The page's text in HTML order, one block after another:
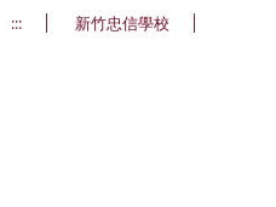
::: 新竹忠信學校